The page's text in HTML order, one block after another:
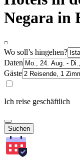
Negara in
Wo soll’s hingehen?
Daten
Gäste
Ich reise geschäftlich
Suchen